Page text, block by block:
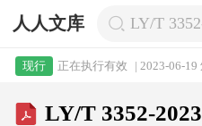
人人文库 LY/T
现行 正在执行有效 | 2023-06-19
LY/T 3352-